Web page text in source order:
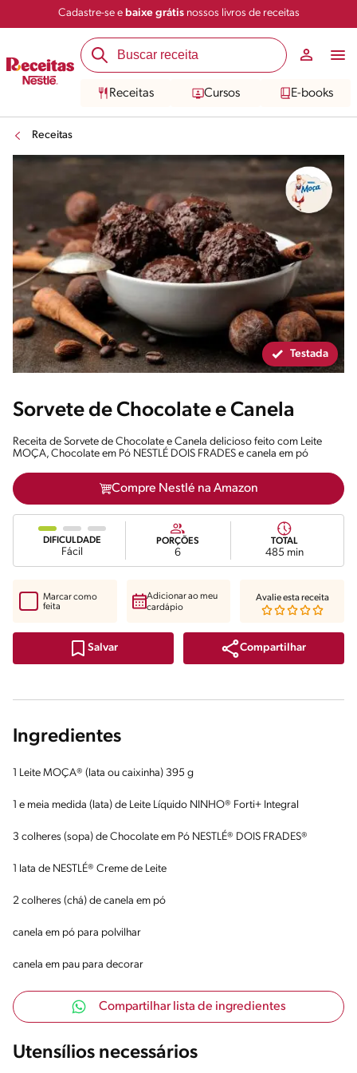
Cadastre-se e baixe grátisnossos livros de receitas
Receitas Cursos E-books
Receitas
Salvar Compartilhar
Testada
Sorvete de Chocolate e Canela
Receita de Sorvete de Chocolate e Canela delicioso feito com Leite
MOÇA, Chocolate em Pó NESTLÉ DOIS FRADES e canela em pó
Compre Nestlé na Amazon
DIFICULDADE
Fácil
PORÇÕES
6
TOTAL
485 min
Salvar Compartilhar
Marcar como
feita
Adicionar ao meu
cardápio
Avalie esta receita
Ingredientes
1 Leite MOÇA® (lata ou caixinha) 395 g
1 e meia medida (lata) de Leite Líquido NINHO® Forti+ Integral
3 colheres (sopa) de Chocolate em Pó NESTLÉ® DOIS FRADES®
1 lata de NESTLÉ® Creme de Leite
2 colheres (chá) de canela em pó
canela em pó para polvilhar
canela em pau para decorar
Compartilhar lista de ingredientes
Utensílios necessários